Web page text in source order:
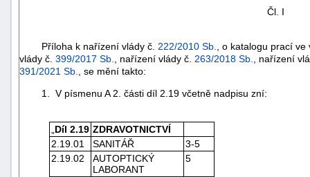
Čl. I
Příloha k nařízení vlády č. 222/2010 Sb.
, o katalogu prací
vlády č. 399/2017 Sb. , nařízení vlády č. 263/2018 Sb.
, nařízení
391/2021 Sb.
, se mění takto:
1. V písmenu A 2. části díl 2.19 včetně nadpisu zní:
Díl 2.19 ZDRAVOTNICTVÍ
2.19.01
SANITÁŘ
3-5
2.19.02
AUTOPTICKÝ
LABORANT
5